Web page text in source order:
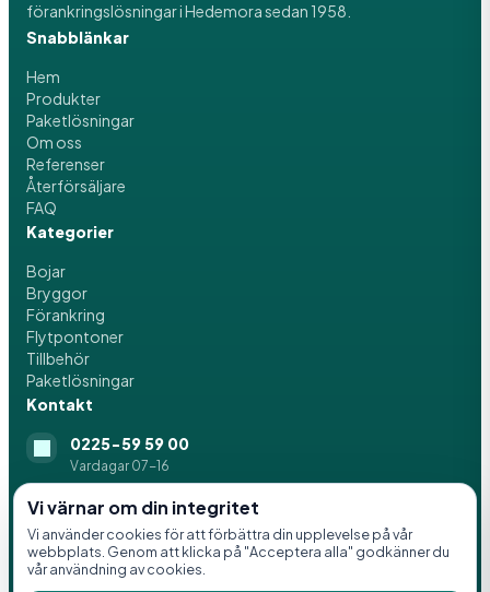
Vi värnar om din integritet
Vi använder cookies för att förbättra din upplevelse på vår
webbplats. Genom att klicka på "Acceptera alla" godkänner du
vår användning av cookies.
förankringslösningar i Hedemora sedan 1958.
Snabblänkar
Hem
Produkter
Paketlösningar
Om oss
Referenser
Återförsäljare
FAQ
Kategorier
Bojar
Bryggor
Förankring
Flytpontoner
Tillbehör
Paketlösningar
Kontakt
0225-59 59 00
Vardagar 07-16
info@svenskaflytblock.se
Idrottsvägen 8, 776 21 Hedemora